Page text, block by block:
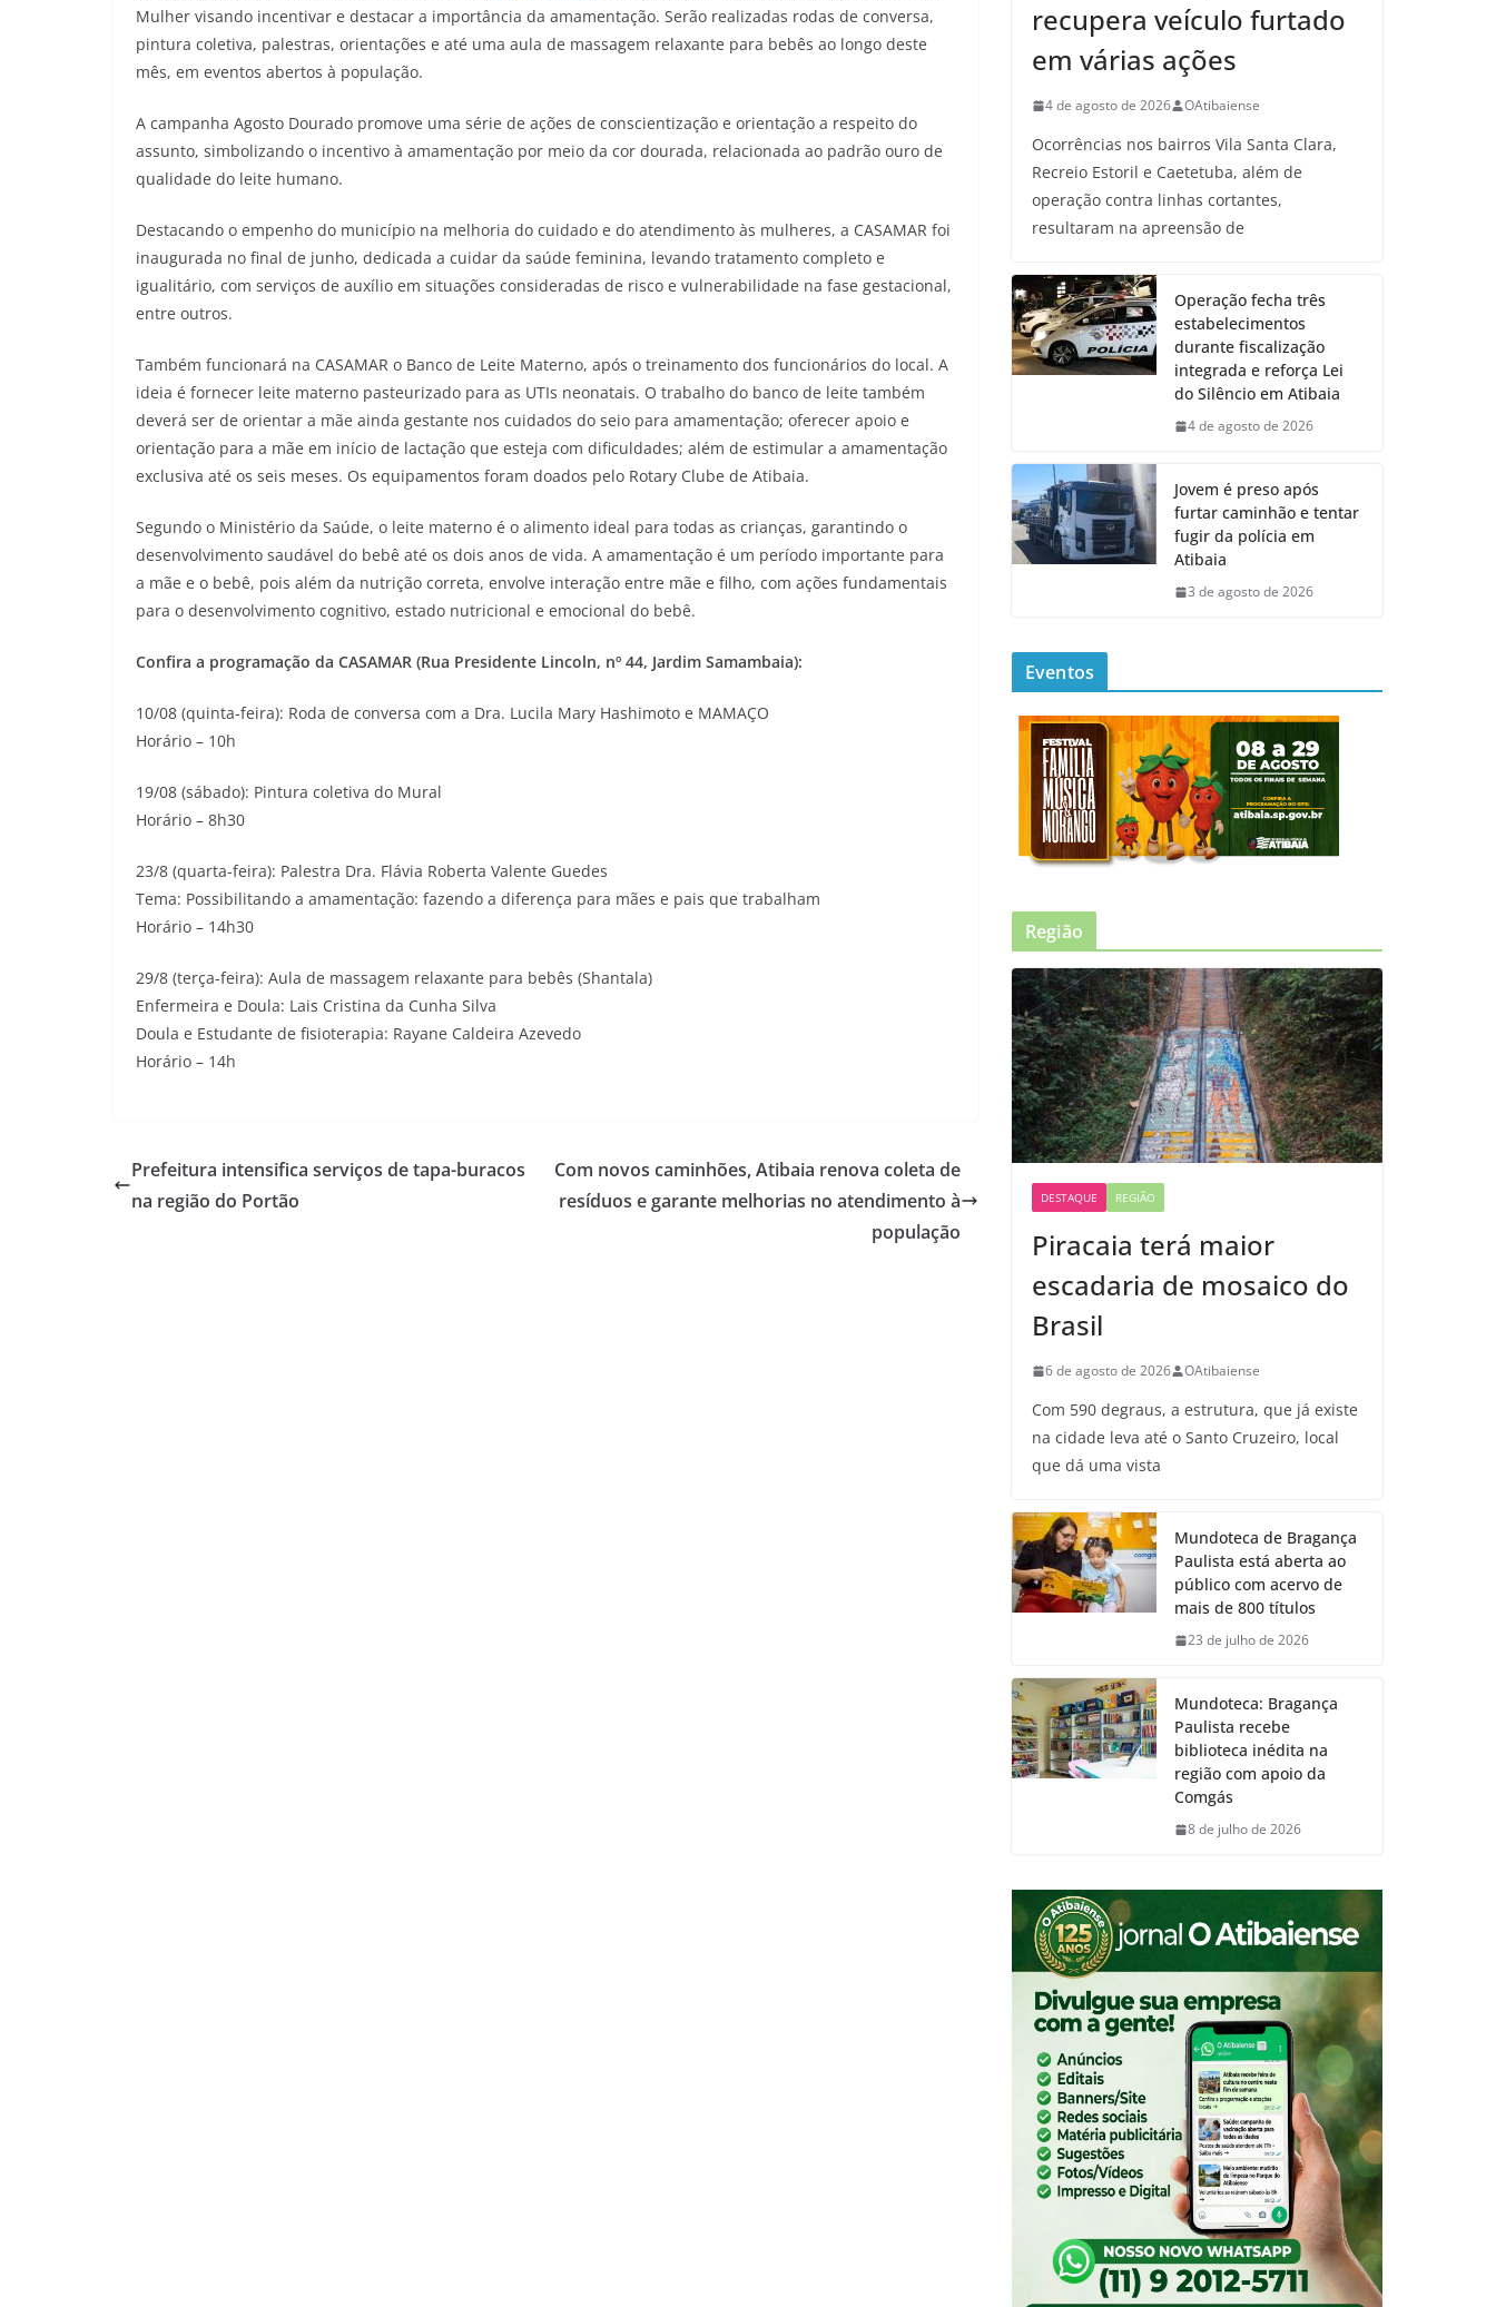
Mulher visando incentivar e destacar a importância da amamentação. Serão realizadas rodas de conversa,
pintura coletiva, palestras, orientações e até uma aula de massagem relaxante para bebês ao longo deste
mês, em eventos abertos à população.
A campanha Agosto Dourado promove uma série de ações de conscientização e orientação a respeito do
assunto, simbolizando o incentivo à amamentação por meio da cor dourada, relacionada ao padrão ouro de
qualidade do leite humano.
Destacando o empenho do município na melhoria do cuidado e do atendimento às mulheres, a CASAMAR foi
inaugurada no final de junho, dedicada a cuidar da saúde feminina, levando tratamento completo e
igualitário, com serviços de auxílio em situações consideradas de risco e vulnerabilidade na fase gestacional,
entre outros.
Também funcionará na CASAMAR o Banco de Leite Materno, após o treinamento dos funcionários do local. A
ideia é fornecer leite materno pasteurizado para as UTIs neonatais. O trabalho do banco de leite também
deverá ser de orientar a mãe ainda gestante nos cuidados do seio para amamentação; oferecer apoio e
orientação para a mãe em início de lactação que esteja com dificuldades; além de estimular a amamentação
exclusiva até os seis meses. Os equipamentos foram doados pelo Rotary Clube de Atibaia.
Segundo o Ministério da Saúde, o leite materno é o alimento ideal para todas as crianças, garantindo o
desenvolvimento saudável do bebê até os dois anos de vida. A amamentação é um período importante para
a mãe e o bebê, pois além da nutrição correta, envolve interação entre mãe e filho, com ações fundamentais
para o desenvolvimento cognitivo, estado nutricional e emocional do bebê.
Confira a programação da CASAMAR (Rua Presidente Lincoln, nº 44, Jardim Samambaia):
10/08 (quinta-feira): Roda de conversa com a Dra. Lucila Mary Hashimoto e MAMAÇO
Horário – 10h
19/08 (sábado): Pintura coletiva do Mural
Horário – 8h30
23/8 (quarta-feira): Palestra Dra. Flávia Roberta Valente Guedes
Tema: Possibilitando a amamentação: fazendo a diferença para mães e pais que trabalham
Horário – 14h30
29/8 (terça-feira): Aula de massagem relaxante para bebês (Shantala)
Enfermeira e Doula: Lais Cristina da Cunha Silva
Doula e Estudante de fisioterapia: Rayane Caldeira Azevedo
Horário – 14h
Prefeitura intensifica serviços de tapa-buracos
na região do Portão
Com novos caminhões, Atibaia renova coleta de
resíduos e garante melhorias no atendimento à
população
recupera veículo furtado
em várias ações
4 de agosto de 2026 OAtibaiense
Ocorrências nos bairros Vila Santa Clara,
Recreio Estoril e Caetetuba, além de
operação contra linhas cortantes,
resultaram na apreensão de
Operação fecha três
estabelecimentos
durante fiscalização
integrada e reforça Lei
do Silêncio em Atibaia
4 de agosto de 2026
Jovem é preso após
furtar caminhão e tentar
fugir da polícia em
Atibaia
3 de agosto de 2026
Eventos
Região
DESTAQUE REGIÃO
Piracaia terá maior
escadaria de mosaico do
Brasil
6 de agosto de 2026 OAtibaiense
Com 590 degraus, a estrutura, que já existe
na cidade leva até o Santo Cruzeiro, local
que dá uma vista
Mundoteca de Bragança
Paulista está aberta ao
público com acervo de
mais de 800 títulos
23 de julho de 2026
Mundoteca: Bragança
Paulista recebe
biblioteca inédita na
região com apoio da
Comgás
8 de julho de 2026